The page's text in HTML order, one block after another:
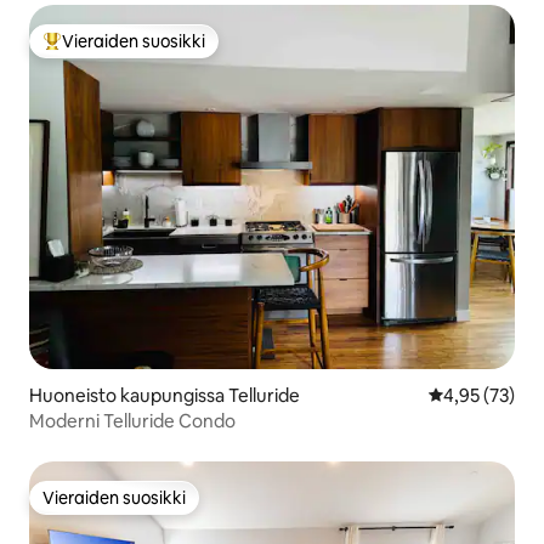
Vieraiden suosikkien parhaimmistoa
Vieraiden suosikki
Huoneisto kaupungissa Telluride
4,95 (73)
Moderni Telluride Condo
Vieraiden suosikki
Vieraiden suosikki